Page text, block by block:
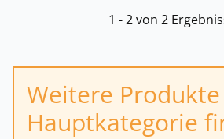
1 - 2 von 2
Weitere
Hauptkategorie